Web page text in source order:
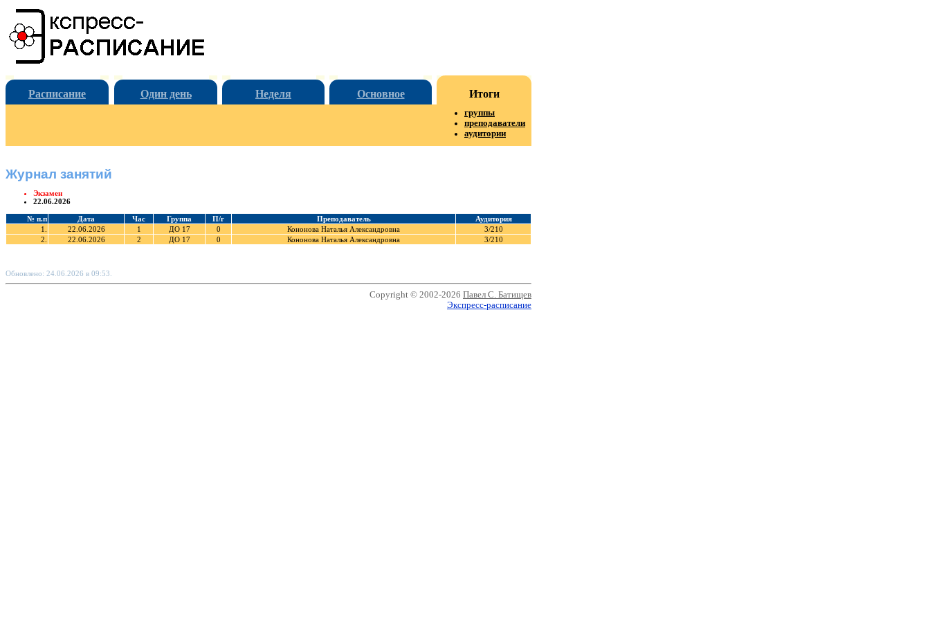
Расписание Один день Неделя Основное Итоги
группы
преподаватели
аудитории
Журнал занятий
Экзамен
22.06.2026
№ п.п Дата Час Группа П/г Преподаватель
Аудитория
1.
22.06.2026 1 ДО 17 0 Кононова Наталья Александровна
3/210
2.
22.06.2026 2 ДО 17 0 Кононова Наталья Александровна 3/210
Обновлено: 24.06.2026 в 09:53.
Copyright © 2002-2026 Павел С. Батищев
Экспресс-расписание